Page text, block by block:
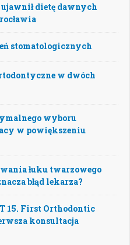
dietę dawnych
stomatologicznych
w dwóch
wyboru
w powiększeniu
łuku twarzowego
błąd lekarza?
15. First Orthodontic
konsultacja